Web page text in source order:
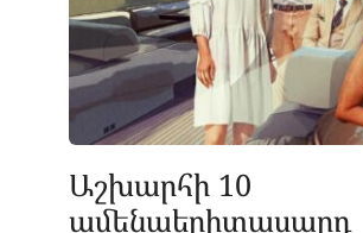
Աշխարհի 10
ամենաերիտասարդ